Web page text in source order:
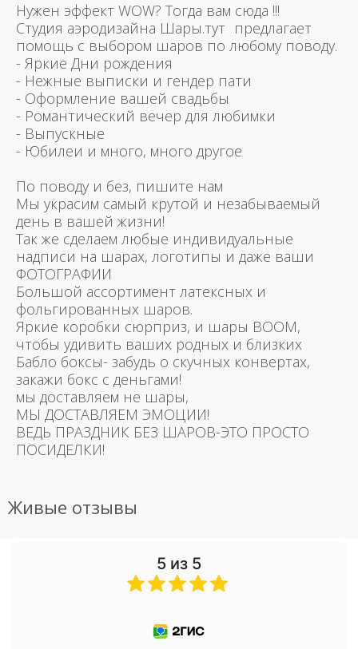
Нужен эффект WOW? Тогда вам сюда !!!
Студия аэродизайна Шары.тут предлагает
помощь с выбором шаров по любому поводу.
- Яркие Дни рождения
- Нежные выписки и гендер пати
- Оформление вашей свадьбы
- Романтический вечер для любимки
- Выпускные
- Юбилеи и много, много другое
По поводу и без, пишите нам
Мы украсим самый крутой и незабываемый
день в вашей жизни!
Так же сделаем любые индивидуальные
надписи на шарах, логотипы и даже ваши
ФОТОГРАФИИ
Большой ассортимент латексных и
фольгированных шаров.
Яркие коробки сюрприз, и шары BOOM,
чтобы удивить ваших родных и близких
Бабло боксы- забудь о скучных конвертах,
закажи бокс с деньгами!
мы доставляем не шары,
МЫ ДОСТАВЛЯЕМ ЭМОЦИИ!
ВЕДЬ ПРАЗДНИК БЕЗ ШАРОВ-ЭТО ПРОСТО
ПОСИДЕЛКИ!
Живые отзывы
5 из 5